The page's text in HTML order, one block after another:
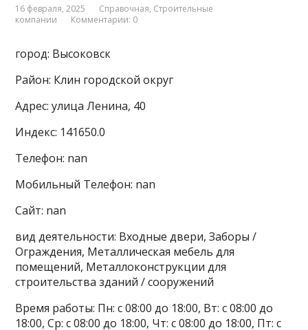
16 февраля, 2025 Справочная, Строительные
компании
Комментарии: 0
город: Высоковск
Район: Клин городской округ
Адрес: улица Ленина, 40
Индекс: 141650.0
Телефон: nan
Мобильный Телефон: nan
Сайт: nan
вид деятельности: Входные двери, Заборы /
Ограждения, Металлическая мебель для
помещений, Металлоконструкции для
строительства зданий / сооружений
Время работы: Пн: с 08:00 до 18:00, Вт: с 08:00 до
18:00, Ср: с 08:00 до 18:00, Чт: с 08:00 до 18:00, Пт: с